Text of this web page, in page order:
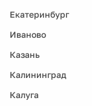
Екатеринбург
Иваново
Казань
Калининград
Калуга